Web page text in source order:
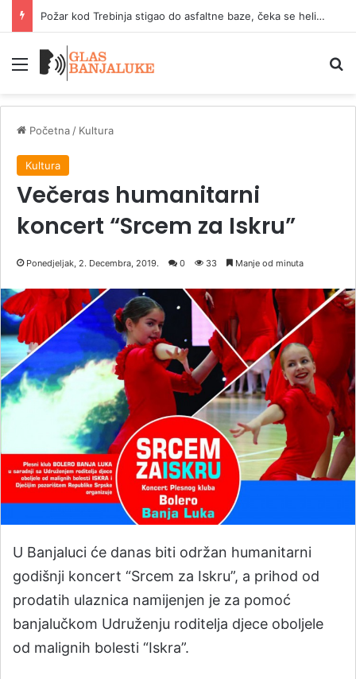
Helikopter MUP-a RS gasi požar u Trebinju
Meni
Početna / Kultura
Kultura
Večeras humanitarni
koncert “Srcem za Iskru”
Ponedjeljak, 2. Decembra, 2019. 0 33 Manje od minuta
U Banjaluci će danas biti održan humanitarni
godišnji koncert “Srcem za Iskru”, a prihod od
prodatih ulaznica namijenjen je za pomoć
banjalučkom Udruženju roditelja djece oboljele
od malignih bolesti “Iskra”.